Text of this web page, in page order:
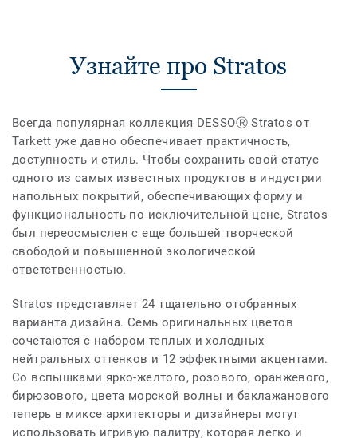
Узнайте про Stratos
Всегда популярная коллекция DESSOⓇ Stratos от
Tarkett уже давно обеспечивает практичность,
доступность и стиль. Чтобы сохранить свой статус
одного из самых известных продуктов в индустрии
напольных покрытий, обеспечивающих форму и
функциональность по исключительной цене, Stratos
был переосмыслен с еще большей творческой
свободой и повышенной экологической
ответственностью.
Stratos представляет 24 тщательно отобранных
варианта дизайна. Семь оригинальных цветов
сочетаются с набором теплых и холодных
нейтральных оттенков и 12 эффектными акцентами.
Со вспышками ярко-желтого, розового, оранжевого,
бирюзового, цвета морской волны и баклажанового
теперь в миксе архитекторы и дизайнеры могут
использовать игривую палитру, которая легко и